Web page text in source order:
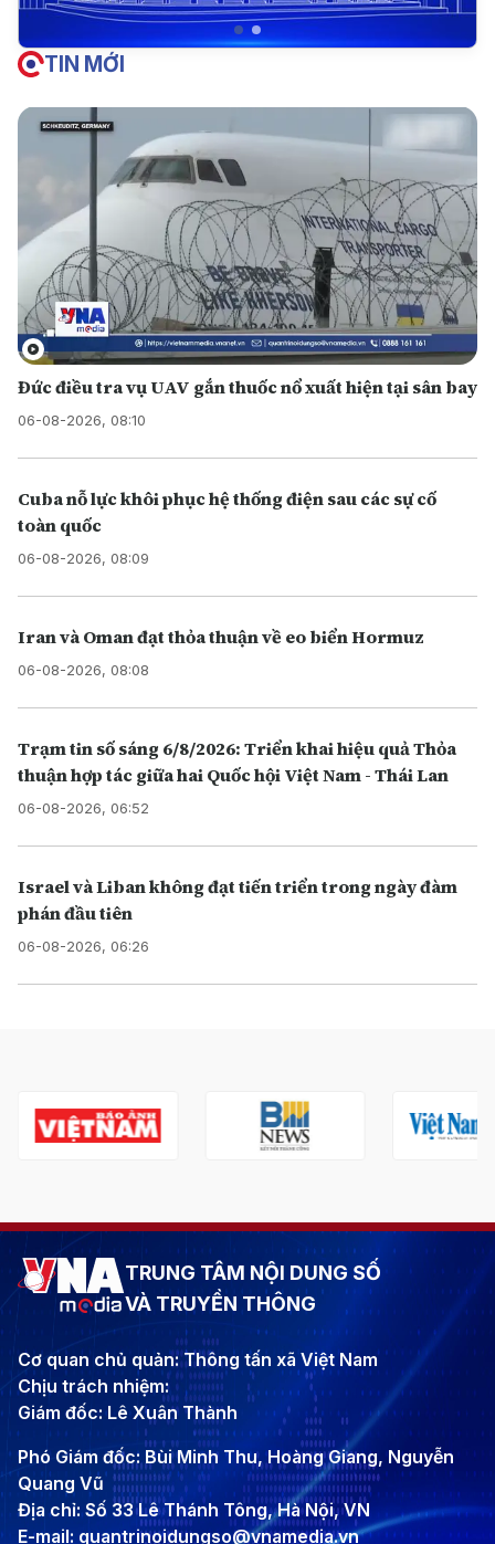
TIN MỚI
Đức điều tra vụ UAV gắn thuốc nổ xuất hiện tại sân bay
06-08-2026, 08:10
Cuba nỗ lực khôi phục hệ thống điện sau các sự cố
toàn quốc
06-08-2026, 08:09
Iran và Oman đạt thỏa thuận về eo biển Hormuz
06-08-2026, 08:08
Trạm tin số sáng 6/8/2026: Triển khai hiệu quả Thỏa
thuận hợp tác giữa hai Quốc hội Việt Nam - Thái Lan
06-08-2026, 06:52
Israel và Liban không đạt tiến triển trong ngày đàm
phán đầu tiên
06-08-2026, 06:26
TRUNG TÂM NỘI DUNG SỐ
VÀ TRUYỀN THÔNG
Cơ quan chủ quản: Thông tấn xã Việt Nam
Chịu trách nhiệm:
Giám đốc: Lê Xuân Thành
Phó Giám đốc: Bùi Minh Thu, Hoàng Giang, Nguyễn
Quang Vũ
Địa chỉ: Số 33 Lê Thánh Tông, Hà Nội, VN
E-mail: quantrinoidungso@vnamedia.vn